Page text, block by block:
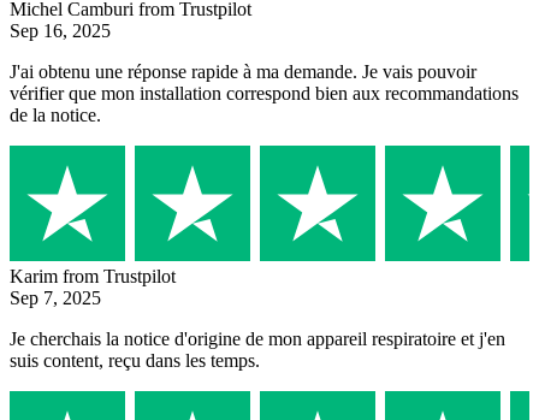
Michel Camburi from Trustpilot
Sep 16, 2025
J'ai obtenu une réponse rapide à ma demande. Je vais pouvoir
vérifier que mon installation correspond bien aux recommandations
de la notice.
Karim from Trustpilot
Sep 7, 2025
Je cherchais la notice d'origine de mon appareil respiratoire et j'en
suis content, reçu dans les temps.